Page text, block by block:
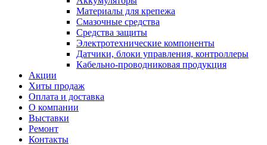
Материалы для крепежа
Смазочные средства
Средства защиты
Электротехнические компоненты
Датчики, блоки управления, контроллеры
Кабельно-проводниковая продукция
Акции
Хиты продаж
Оплата и доставка
О компании
Выставки
Ремонт
Контакты